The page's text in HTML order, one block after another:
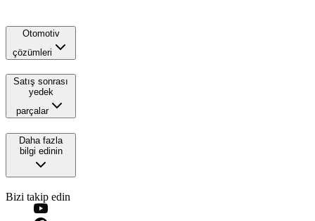
Otomotiv
çözümleri
Satış sonrası
yedek
parçalar
Daha fazla
bilgi edinin
Bizi takip edin